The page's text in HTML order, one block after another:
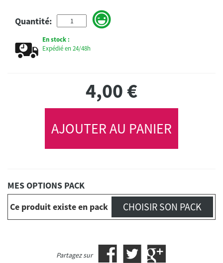
Quantité:
En stock :
Expédié en 24/48h
4,00€
AJOUTER AU PANIER
MES OPTIONS PACK
Ce produit existe en pack
CHOISIR SON PACK
Partagez sur